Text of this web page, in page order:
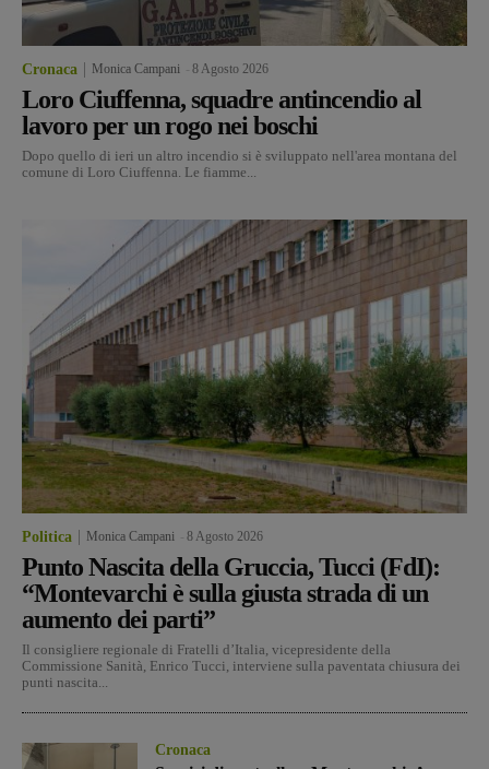
Cronaca Monica Campani 8 Agosto 2026
Loro Ciuffenna, squadre antincendio al
lavoro per un rogo nei boschi
Dopo quello di ieri un altro incendio si è sviluppato nell'area montana del
comune di Loro Ciuffenna. Le fiamme...
Politica Monica Campani 8 Agosto 2026
Punto Nascita della Gruccia, Tucci (FdI):
“Montevarchi è sulla giusta strada di un
aumento dei parti”
Il consigliere regionale di Fratelli d’Italia, vicepresidente della
Commissione Sanità, Enrico Tucci, interviene sulla paventata chiusura dei
punti nascita...
Cronaca